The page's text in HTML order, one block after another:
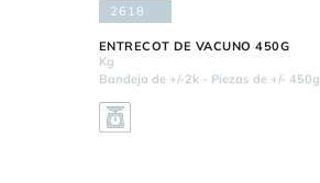
2618
ENTRECOT DE VACUNO 450G
Kg
Bandeja de +/-2k - Piezas de +/- 450g